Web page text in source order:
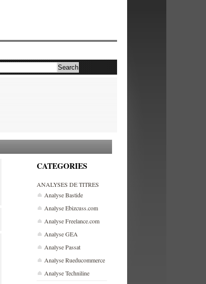
CATEGORIES
ANALYSES DE TITRES
Analyse Bastide
Analyse Ebizcuss.com
Analyse Freelance.com
Analyse GEA
Analyse Passat
Analyse Rueducommerce
Analyse Techniline